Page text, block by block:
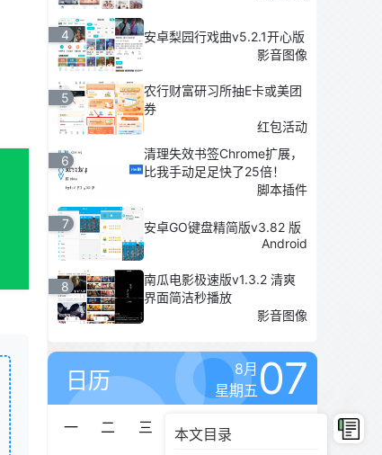
本文目录
4
安卓梨园行戏曲v5.2.1开心版
影音图像
5
农行财富研习所抽E卡或美团
券
红包活动
6
清理失效书签Chrome扩展，
比我手动足足快了25倍！
脚本插件
7
安卓GO键盘精简版v3.82 版
Android
8
南瓜电影极速版v1.3.2 清爽
界面简洁秒播放
影音图像
日历
8月
星期五 07
一 二 三 四 五